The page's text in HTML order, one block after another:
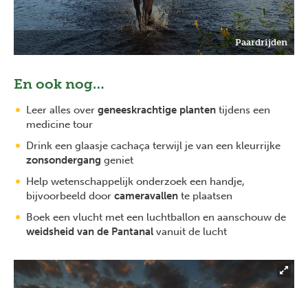
Paardrijden
En ook nog…
Leer alles over geneeskrachtige planten tijdens een
medicine tour
Drink een glaasje cachaça terwijl je van een kleurrijke
zonsondergang geniet
Help wetenschappelijk onderzoek een handje,
bijvoorbeeld door cameravallen te plaatsen
Boek een vlucht met een luchtballon en aanschouw de
weidsheid van de Pantanal vanuit de lucht